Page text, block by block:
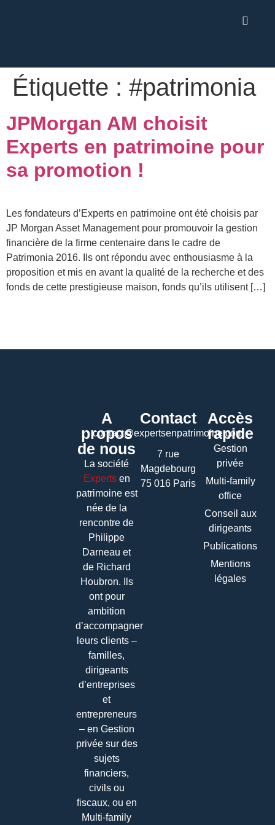
Étiquette : #patrimonia
JPMorgan AM choisit
Experts en patrimoine pour
sa promotion !
Les fondateurs d’Experts en patrimoine ont été choisis par
JP Morgan Asset Management pour promouvoir la gestion
financière de la firme centenaire dans le cadre de
Patrimonia 2016. Ils ont répondu avec enthousiasme à la
proposition et mis en avant la qualité de la recherche et des
fonds de cette prestigieuse maison, fonds qu’ils utilisent […]
A
propos
de nous
La société
Expertsen
patrimoine est
née de la
rencontre de
Philippe
Darneau et
de Richard
Houbron. Ils
ont pour
ambition
d’accompagner
leurs clients –
familles,
dirigeants
d’entreprises
et
entrepreneurs
– en Gestion
privée sur des
sujets
financiers,
civils ou
fiscaux, ou en
Multi-family
Contact
contact@expertsenpatrimoine.com
7 rue
Magdebourg
75 016 Paris
Accès
rapide
Gestion
privée
Multi-family
office
Conseil aux
dirigeants
Publications
Mentions
légales